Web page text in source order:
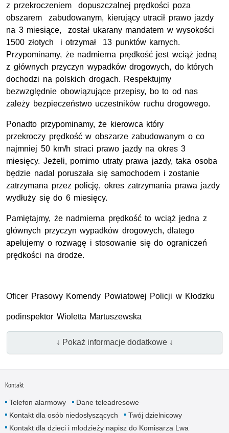
z przekroczeniem dopuszczalnej prędkości poza
obszarem zabudowanym, kierujący utracił prawo jazdy
na 3 miesiące, został ukarany mandatem w wysokości
1500 złotych i otrzymał 13 punktów karnych.
Przypominamy, że nadmierna prędkość jest wciąż jedną
z głównych przyczyn wypadków drogowych, do których
dochodzi na polskich drogach. Respektujmy
bezwzględnie obowiązujące przepisy, bo to od nas
zależy bezpieczeństwo uczestników ruchu drogowego.
Ponadto przypominamy, że kierowca który
przekroczy prędkość w obszarze zabudowanym o co
najmniej 50 km/h straci prawo jazdy na okres 3
miesięcy. Jeżeli, pomimo utraty prawa jazdy, taka osoba
będzie nadal poruszała się samochodem i zostanie
zatrzymana przez policję, okres zatrzymania prawa jazdy
wydłuży się do 6 miesięcy.
Pamiętajmy, że nadmierna prędkość to wciąż jedna z
głównych przyczyn wypadków drogowych, dlatego
apelujemy o rozwagę i stosowanie się do ograniczeń
prędkości na drodze.
Oficer Prasowy Komendy Powiatowej Policji w Kłodzku
podinspektor Wioletta Martuszewska
↓ Pokaż informacje dodatkowe ↓
Kontakt
Telefon alarmowy
Dane teleadresowe
Kontakt dla osób niedosłyszących
Twój dzielnicowy
Kontakt dla dzieci i młodzieży napisz do Komisarza Lwa